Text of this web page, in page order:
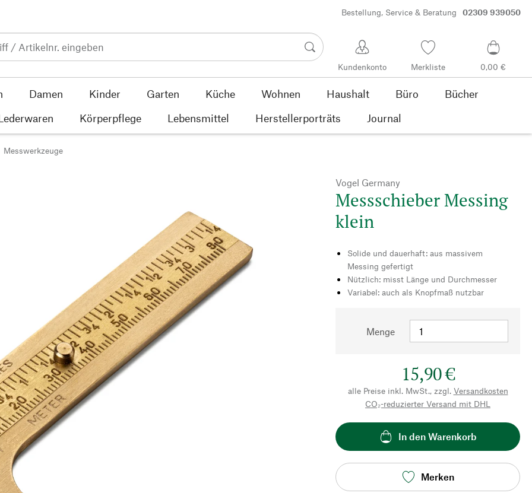
Bestellung, Service & Beratung 02309 939050
Kundenkonto Merkliste 0,00 €
Damen Kinder Garten Küche Wohnen Haushalt Büro
Bücher
Körperpflege Lebensmittel Herstellerporträts Journal
Messwerkzeuge
Vogel Germany
Messschieber Messing
klein
Solide und dauerhaft: aus massivem
Messing gefertigt
Nützlich: misst Länge und Durchmesser
Variabel: auch als Knopfmaß nutzbar
Menge
15,90 €
alle Preise inkl. MwSt., zzgl. Versandkosten
CO₂-reduzierter Versand mit DHL
In den Warenkorb
Merken